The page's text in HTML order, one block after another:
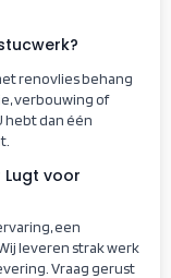
renovlies behang
verbouwing of
hebt dan één
voor
een
leveren strak werk
Vraag gerust